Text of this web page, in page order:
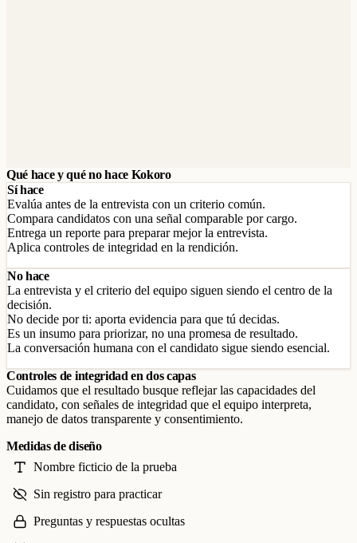
Qué hace y qué no hace Kokoro
Sí hace
Evalúa antes de la entrevista con un criterio común.
Compara candidatos con una señal comparable por cargo.
Entrega un reporte para preparar mejor la entrevista.
Aplica controles de integridad en la rendición.
No hace
La entrevista y el criterio del equipo siguen siendo el centro de la
decisión.
No decide por ti: aporta evidencia para que tú decidas.
Es un insumo para priorizar, no una promesa de resultado.
La conversación humana con el candidato sigue siendo esencial.
Controles de integridad en dos capas
Cuidamos que el resultado busque reflejar las capacidades del
candidato, con señales de integridad que el equipo interpreta,
manejo de datos transparente y consentimiento.
Medidas de diseño
Nombre ficticio de la prueba
Sin registro para practicar
Preguntas y respuestas ocultas